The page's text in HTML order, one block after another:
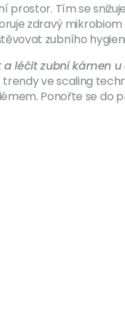
prostor. Tím se
zdravý
zubního
léčit zubní kámen u
trendy ve scaling
Ponořte se do